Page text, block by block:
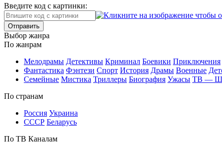
Введите код с картинки:
Отправить
Вы­бор жан­ра
По жан­рам
Ме­ло­дра­мы Де­тек­ти­вы Кри­ми­нал Бое­ви­ки При­клю­че­ния
Фан­та­сти­ка Фэн­те­зи Спорт Ис­то­рия Дра­мы Во­ен­ные
Се­мей­ные Мис­ти­ка Трил­ле­ры Био­гра­фия Ужа­сы ТВ —
По стра­нам
Рос­сия Ук­раи­на
СССР Бе­ла­русь
По ТВ Ка­на­лам